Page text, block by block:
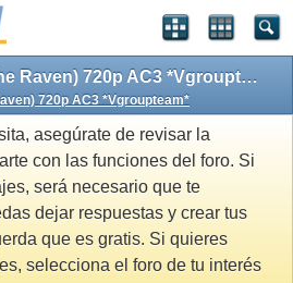
El Cuervo (2012) (The Raven) 720p AC3 *Vgroupteam*
720p AC3 *Vgroupteam*
asegúrate de revisar la
con las funciones del foro. Si
será necesario que te
dejar respuestas y crear tus
que es gratis. Si quieres
selecciona el foro de tu interés